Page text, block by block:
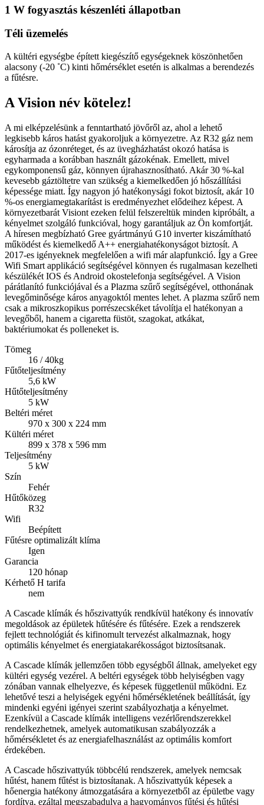
1 W fogyasztás készenléti állapotban
Téli üzemelés
A kültéri egységbe épített kiegészítő egységeknek köszönhetően
alacsony (-20 ˚C) kinti hőmérséklet esetén is alkalmas a berendezés
a fűtésre.
A Vision név kötelez!
A mi elképzelésünk a fenntartható jövőről az, ahol a lehető
legkisebb káros hatást gyakoroljuk a környezetre. Az R32 gáz nem
károsítja az ózonréteget, és az üvegházhatást okozó hatása is
egyharmada a korábban használt gázokénak. Emellett, mivel
egykomponensű gáz, könnyen újrahasznosítható. Akár 30 %-kal
kevesebb gáztöltetre van szükség a kiemelkedően jó hőszállítási
képessége miatt. Így nagyon jó hatékonysági fokot biztosít, akár 10
%-os energiamegtakarítást is eredményezhet elődeihez képest. A
környezetbarát Visiont ezeken felül felszereltük minden kipróbált, a
kényelmet szolgáló funkcióval, hogy garantáljuk az Ön komfortját.
A híresen megbízható Gree gyártmányú G10 inverter kiszámítható
működést és kiemelkedő A++ energiahatékonyságot biztosít. A
2017-es igényeknek megfelelően a wifi már alapfunkció. Így a Gree
Wifi Smart applikáció segítségével könnyen és rugalmasan kezelheti
készülékét IOS és Android okostelefonja segítségével. A Vision
párátlanító funkciójával és a Plazma szűrő segítségével, otthonának
levegőminősége káros anyagoktól mentes lehet. A plazma szűrő nem
csak a mikroszkopikus porrészecskéket távolítja el hatékonyan a
levegőből, hanem a cigaretta füstöt, szagokat, atkákat,
baktériumokat és polleneket is.
Tömeg
16 / 40kg
Fűtőteljesítmény
5,6 kW
Hűtőteljesítmény
5 kW
Beltéri méret
970 x 300 x 224 mm
Kültéri méret
899 x 378 x 596 mm
Teljesítmény
5 kW
Szín
Fehér
Hűtőközeg
R32
Wifi
Beépített
Fűtésre optimalizált klíma
Igen
Garancia
120 hónap
Kérhető H tarifa
nem
A Cascade klímák és hőszivattyúk rendkívül hatékony és innovatív
megoldások az épületek hűtésére és fűtésére. Ezek a rendszerek
fejlett technológiát és kifinomult tervezést alkalmaznak, hogy
optimális kényelmet és energiatakarékosságot biztosítsanak.
A Cascade klímák jellemzően több egységből állnak, amelyeket egy
kültéri egység vezérel. A beltéri egységek több helyiségben vagy
zónában vannak elhelyezve, és képesek függetlenül működni. Ez
lehetővé teszi a helyiségek egyéni hőmérsékletének beállítását, így
mindenki egyéni igényei szerint szabályozhatja a kényelmet.
Ezenkívül a Cascade klímák intelligens vezérlőrendszerekkel
rendelkezhetnek, amelyek automatikusan szabályozzák a
hőmérsékletet és az energiafelhasználást az optimális komfort
érdekében.
A Cascade hőszivattyúk többcélú rendszerek, amelyek nemcsak
hűtést, hanem fűtést is biztosítanak. A hőszivattyúk képesek a
hőenergia hatékony átmozgatására a környezetből az épületbe vagy
fordítva, ezáltal megszabadulva a hagyományos fűtési és hűtési